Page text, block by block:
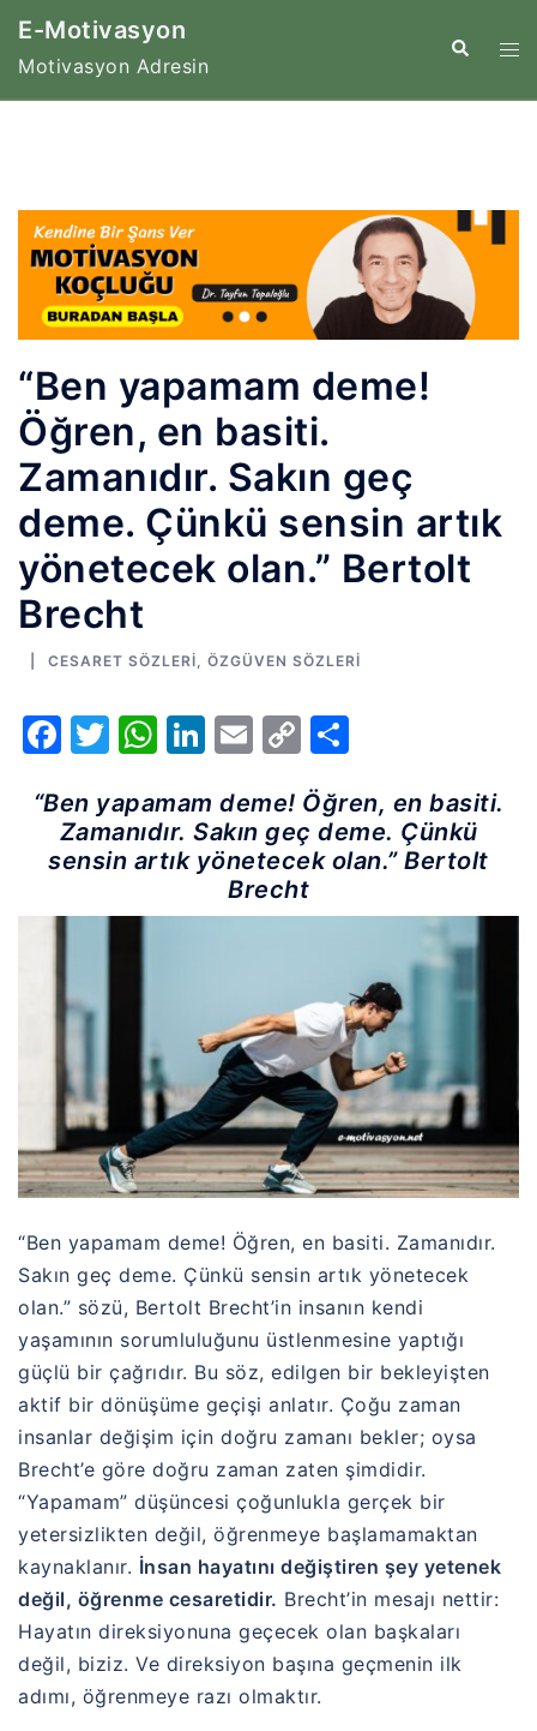
İçeriğe
E-Motivasyon
Motivasyon Adresin
Search
“Ben yapamam deme!
Öğren, en basiti.
Zamanıdır. Sakın geç
deme. Çünkü sensin artık
yönetecek olan.” Bertolt
Brecht
CESARET SÖZLERI ÖZGÜVEN SÖZLERI
Facebook
Twitter
WhatsApp
LinkedIn
Email
Copy
“Ben yapamam deme! Öğren, en basiti.
Zamanıdır. Sakın geç deme. Çünkü
sensin artık yönetecek olan.” Bertolt
Brecht
“Ben yapamam deme! Öğren, en basiti. Zamanıdır.
Sakın geç deme. Çünkü sensin artık yönetecek
olan.” sözü, Bertolt Brecht’in insanın kendi
yaşamının sorumluluğunu üstlenmesine yaptığı
güçlü bir çağrıdır. Bu söz, edilgen bir bekleyişten
aktif bir dönüşüme geçişi anlatır. Çoğu zaman
insanlar değişim için doğru zamanı bekler; oysa
Brecht’e göre doğru zaman zaten şimdidir.
“Yapamam” düşüncesi çoğunlukla gerçek bir
yetersizlikten değil, öğrenmeye başlamamaktan
kaynaklanır. İnsan hayatını değiştiren şey yetenek
değil, öğrenme cesaretidir. Brecht’in mesajı nettir:
Hayatın direksiyonuna geçecek olan başkaları
değil, biziz. Ve direksiyon başına geçmenin ilk
adımı, öğrenmeye razı olmaktır.